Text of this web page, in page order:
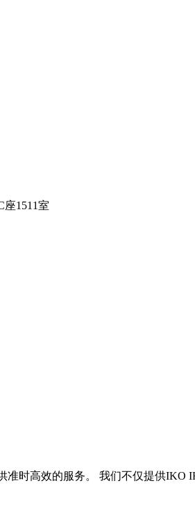
1511室
时高效的服务。 我们不仅提供IKO